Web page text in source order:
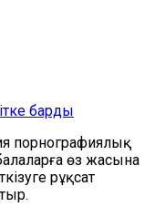
барды
порнографиялық
өз жасына
рұқсат